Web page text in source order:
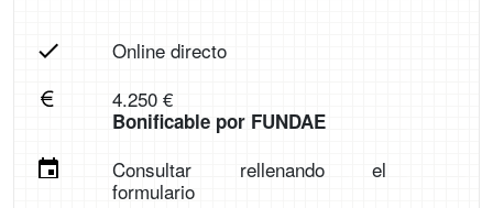
Online directo
4.250 €
Bonificable por FUNDAE
Consultar rellenando el
formulario